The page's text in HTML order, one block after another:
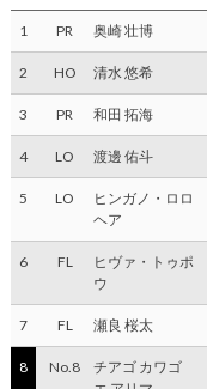
1 PR 奥崎 壮博
2 HO 清水 悠希
3 PR 和田 拓海
4 LO 渡邊 佑斗
5 LO
ヒンガノ・ロロ
ヘア
6 FL
ヒヴァ・トゥポ
ウ
7 FL 瀬良 桜太
8 No.8
チアゴ カワゴ